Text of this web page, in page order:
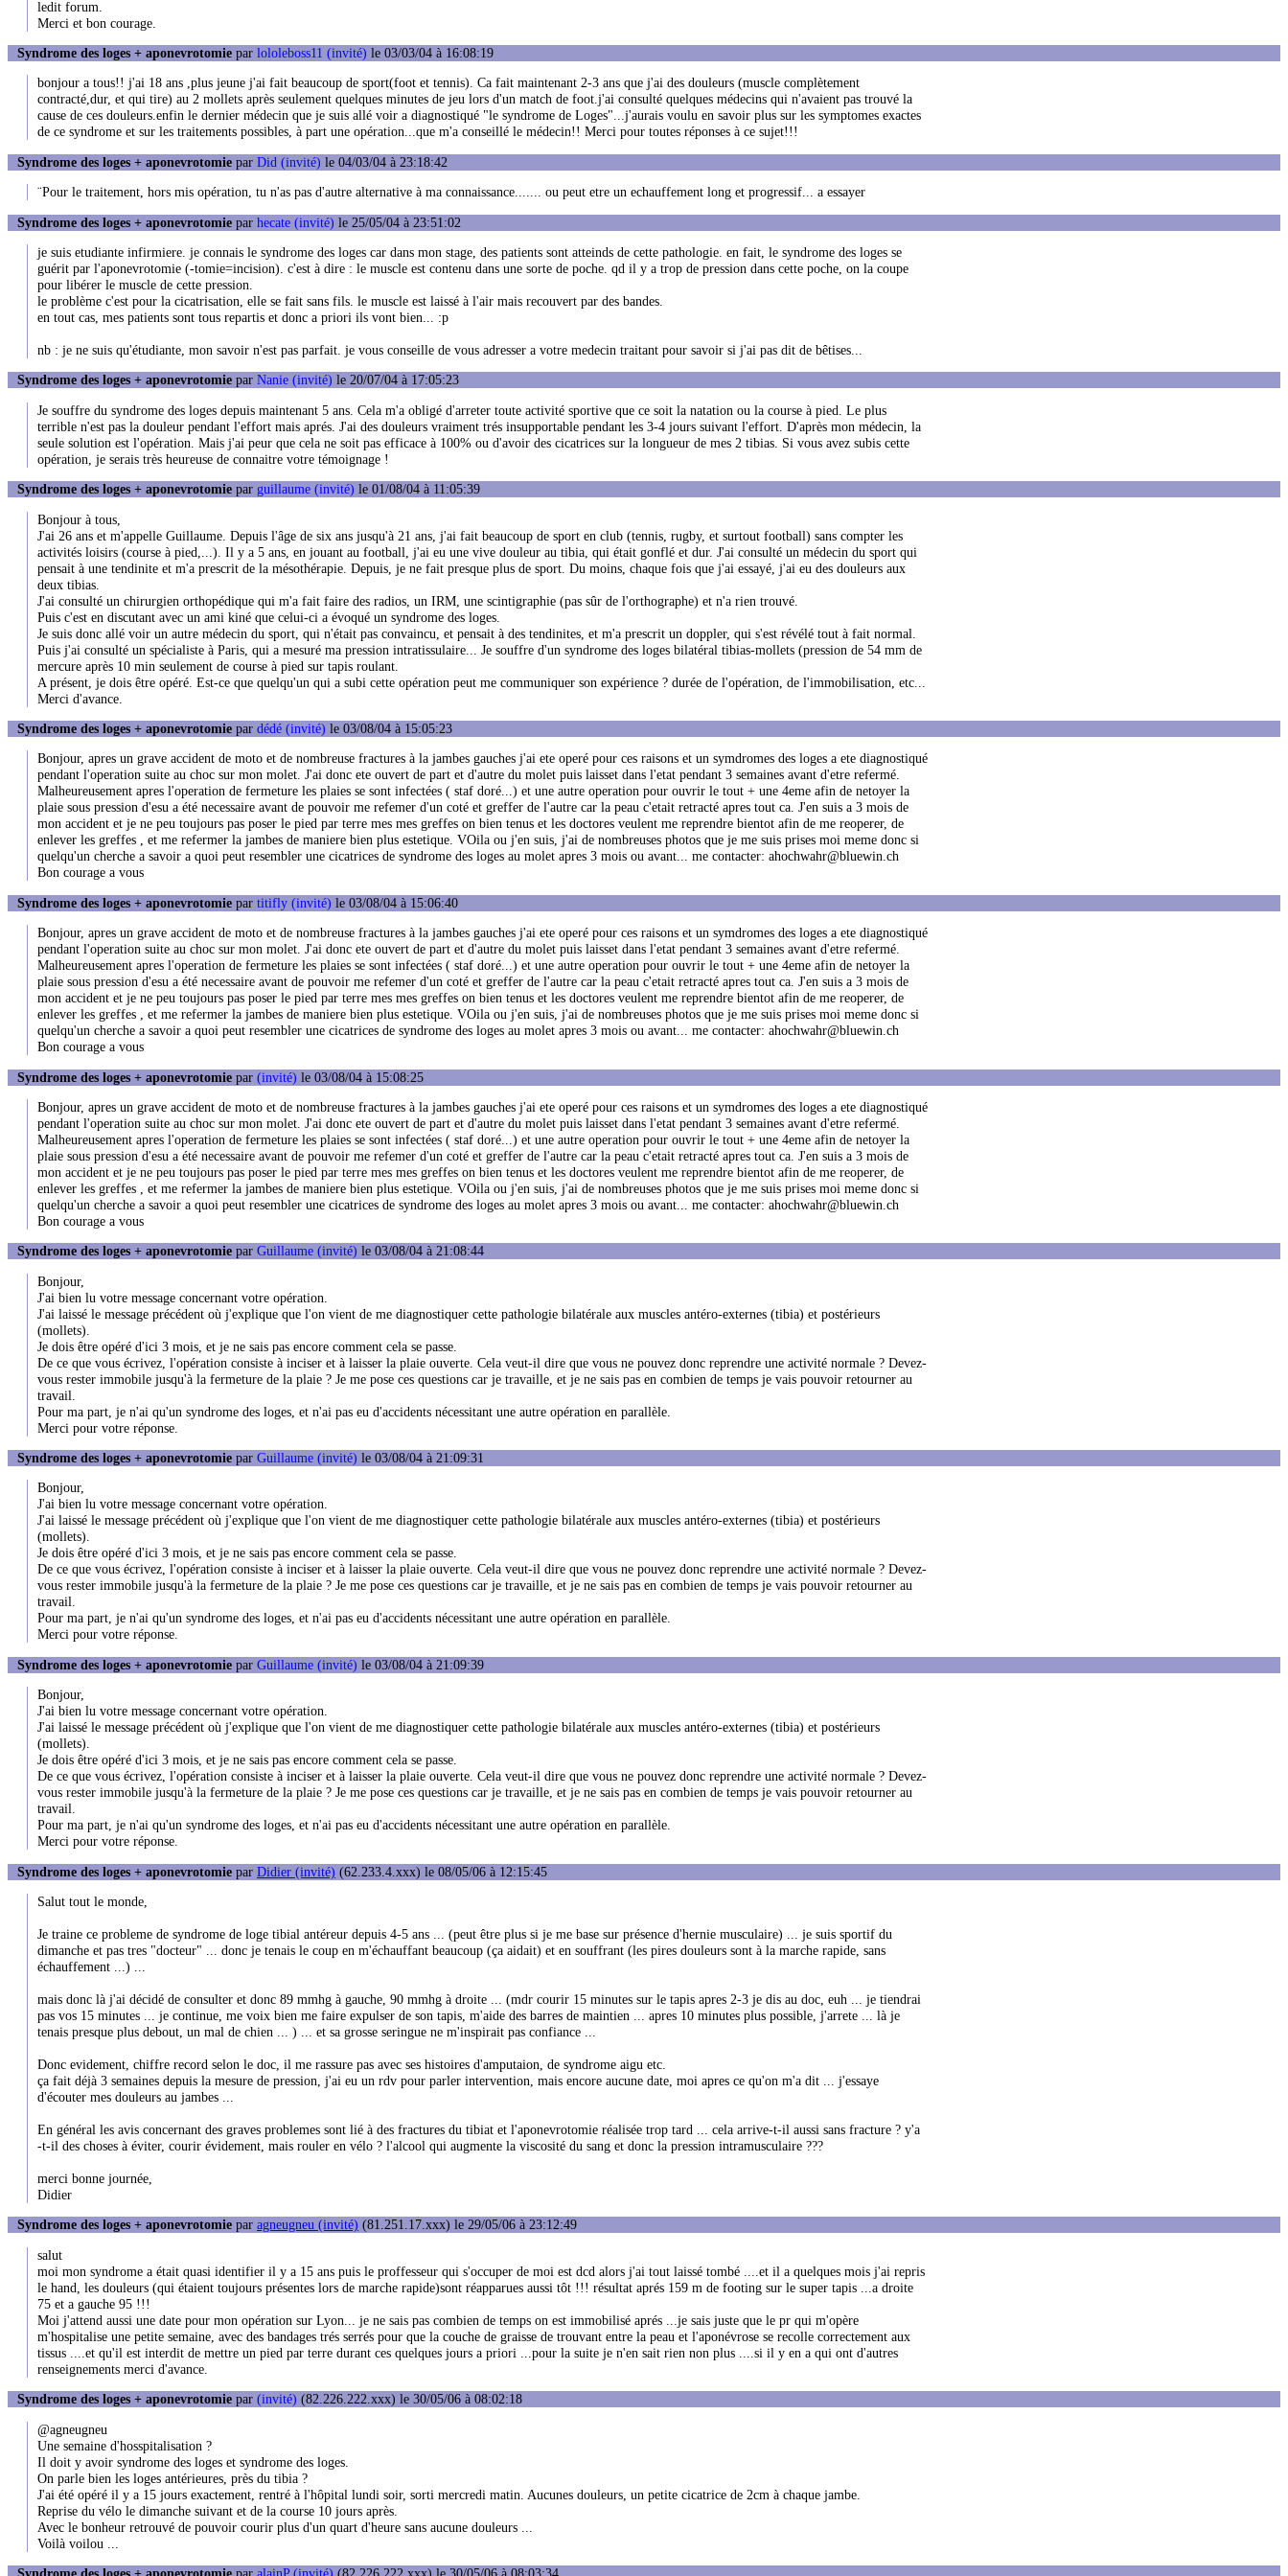
ledit forum.
Merci et bon courage.
Syndrome des loges + aponevrotomie par lololeboss11 (invité) le 03/03/04 à 16:08:19
bonjour a tous!! j'ai 18 ans ,plus jeune j'ai fait beaucoup de sport(foot et tennis). Ca fait maintenant 2-3 ans que j'ai des douleurs (muscle complètement
contracté,dur, et qui tire) au 2 mollets après seulement quelques minutes de jeu lors d'un match de foot.j'ai consulté quelques médecins qui n'avaient pas trouvé la
cause de ces douleurs.enfin le dernier médecin que je suis allé voir a diagnostiqué "le syndrome de Loges"...j'aurais voulu en savoir plus sur les symptomes exactes
de ce syndrome et sur les traitements possibles, à part une opération...que m'a conseillé le médecin!! Merci pour toutes réponses à ce sujet!!!
Syndrome des loges + aponevrotomie par Did (invité) le 04/03/04 à 23:18:42
¨Pour le traitement, hors mis opération, tu n'as pas d'autre alternative à ma connaissance....... ou peut etre un echauffement long et progressif... a essayer
Syndrome des loges + aponevrotomie par hecate (invité) le 25/05/04 à 23:51:02
je suis etudiante infirmiere. je connais le syndrome des loges car dans mon stage, des patients sont atteinds de cette pathologie. en fait, le syndrome des loges se
guérit par l'aponevrotomie (-tomie=incision). c'est à dire : le muscle est contenu dans une sorte de poche. qd il y a trop de pression dans cette poche, on la coupe
pour libérer le muscle de cette pression.
le problème c'est pour la cicatrisation, elle se fait sans fils. le muscle est laissé à l'air mais recouvert par des bandes.
en tout cas, mes patients sont tous repartis et donc a priori ils vont bien... :p
nb : je ne suis qu'étudiante, mon savoir n'est pas parfait. je vous conseille de vous adresser a votre medecin traitant pour savoir si j'ai pas dit de bêtises...
Syndrome des loges + aponevrotomie par Nanie (invité) le 20/07/04 à 17:05:23
Je souffre du syndrome des loges depuis maintenant 5 ans. Cela m'a obligé d'arreter toute activité sportive que ce soit la natation ou la course à pied. Le plus
terrible n'est pas la douleur pendant l'effort mais aprés. J'ai des douleurs vraiment trés insupportable pendant les 3-4 jours suivant l'effort. D'après mon médecin, la
seule solution est l'opération. Mais j'ai peur que cela ne soit pas efficace à 100% ou d'avoir des cicatrices sur la longueur de mes 2 tibias. Si vous avez subis cette
opération, je serais très heureuse de connaitre votre témoignage !
Syndrome des loges + aponevrotomie par guillaume (invité) le 01/08/04 à 11:05:39
Bonjour à tous,
J'ai 26 ans et m'appelle Guillaume. Depuis l'âge de six ans jusqu'à 21 ans, j'ai fait beaucoup de sport en club (tennis, rugby, et surtout football) sans compter les
activités loisirs (course à pied,...). Il y a 5 ans, en jouant au football, j'ai eu une vive douleur au tibia, qui était gonflé et dur. J'ai consulté un médecin du sport qui
pensait à une tendinite et m'a prescrit de la mésothérapie. Depuis, je ne fait presque plus de sport. Du moins, chaque fois que j'ai essayé, j'ai eu des douleurs aux
deux tibias.
J'ai consulté un chirurgien orthopédique qui m'a fait faire des radios, un IRM, une scintigraphie (pas sûr de l'orthographe) et n'a rien trouvé.
Puis c'est en discutant avec un ami kiné que celui-ci a évoqué un syndrome des loges.
Je suis donc allé voir un autre médecin du sport, qui n'était pas convaincu, et pensait à des tendinites, et m'a prescrit un doppler, qui s'est révélé tout à fait normal.
Puis j'ai consulté un spécialiste à Paris, qui a mesuré ma pression intratissulaire... Je souffre d'un syndrome des loges bilatéral tibias-mollets (pression de 54 mm de
mercure après 10 min seulement de course à pied sur tapis roulant.
A présent, je dois être opéré. Est-ce que quelqu'un qui a subi cette opération peut me communiquer son expérience ? durée de l'opération, de l'immobilisation, etc...
Merci d'avance.
Syndrome des loges + aponevrotomie par dédé (invité) le 03/08/04 à 15:05:23
Bonjour, apres un grave accident de moto et de nombreuse fractures à la jambes gauches j'ai ete operé pour ces raisons et un symdromes des loges a ete diagnostiqué
pendant l'operation suite au choc sur mon molet. J'ai donc ete ouvert de part et d'autre du molet puis laisset dans l'etat pendant 3 semaines avant d'etre refermé.
Malheureusement apres l'operation de fermeture les plaies se sont infectées ( staf doré...) et une autre operation pour ouvrir le tout + une 4eme afin de netoyer la
plaie sous pression d'esu a été necessaire avant de pouvoir me refemer d'un coté et greffer de l'autre car la peau c'etait retracté apres tout ca. J'en suis a 3 mois de
mon accident et je ne peu toujours pas poser le pied par terre mes mes greffes on bien tenus et les doctores veulent me reprendre bientot afin de me reoperer, de
enlever les greffes , et me refermer la jambes de maniere bien plus estetique. VOila ou j'en suis, j'ai de nombreuses photos que je me suis prises moi meme donc si
quelqu'un cherche a savoir a quoi peut resembler une cicatrices de syndrome des loges au molet apres 3 mois ou avant... me contacter: ahochwahr@bluewin.ch
Bon courage a vous
Syndrome des loges + aponevrotomie par titifly (invité) le 03/08/04 à 15:06:40
Bonjour, apres un grave accident de moto et de nombreuse fractures à la jambes gauches j'ai ete operé pour ces raisons et un symdromes des loges a ete diagnostiqué
pendant l'operation suite au choc sur mon molet. J'ai donc ete ouvert de part et d'autre du molet puis laisset dans l'etat pendant 3 semaines avant d'etre refermé.
Malheureusement apres l'operation de fermeture les plaies se sont infectées ( staf doré...) et une autre operation pour ouvrir le tout + une 4eme afin de netoyer la
plaie sous pression d'esu a été necessaire avant de pouvoir me refemer d'un coté et greffer de l'autre car la peau c'etait retracté apres tout ca. J'en suis a 3 mois de
mon accident et je ne peu toujours pas poser le pied par terre mes mes greffes on bien tenus et les doctores veulent me reprendre bientot afin de me reoperer, de
enlever les greffes , et me refermer la jambes de maniere bien plus estetique. VOila ou j'en suis, j'ai de nombreuses photos que je me suis prises moi meme donc si
quelqu'un cherche a savoir a quoi peut resembler une cicatrices de syndrome des loges au molet apres 3 mois ou avant... me contacter: ahochwahr@bluewin.ch
Bon courage a vous
Syndrome des loges + aponevrotomie par (invité) le 03/08/04 à 15:08:25
Bonjour, apres un grave accident de moto et de nombreuse fractures à la jambes gauches j'ai ete operé pour ces raisons et un symdromes des loges a ete diagnostiqué
pendant l'operation suite au choc sur mon molet. J'ai donc ete ouvert de part et d'autre du molet puis laisset dans l'etat pendant 3 semaines avant d'etre refermé.
Malheureusement apres l'operation de fermeture les plaies se sont infectées ( staf doré...) et une autre operation pour ouvrir le tout + une 4eme afin de netoyer la
plaie sous pression d'esu a été necessaire avant de pouvoir me refemer d'un coté et greffer de l'autre car la peau c'etait retracté apres tout ca. J'en suis a 3 mois de
mon accident et je ne peu toujours pas poser le pied par terre mes mes greffes on bien tenus et les doctores veulent me reprendre bientot afin de me reoperer, de
enlever les greffes , et me refermer la jambes de maniere bien plus estetique. VOila ou j'en suis, j'ai de nombreuses photos que je me suis prises moi meme donc si
quelqu'un cherche a savoir a quoi peut resembler une cicatrices de syndrome des loges au molet apres 3 mois ou avant... me contacter: ahochwahr@bluewin.ch
Bon courage a vous
Syndrome des loges + aponevrotomie par Guillaume (invité) le 03/08/04 à 21:08:44
Bonjour,
J'ai bien lu votre message concernant votre opération.
J'ai laissé le message précédent où j'explique que l'on vient de me diagnostiquer cette pathologie bilatérale aux muscles antéro-externes (tibia) et postérieurs
(mollets).
Je dois être opéré d'ici 3 mois, et je ne sais pas encore comment cela se passe.
De ce que vous écrivez, l'opération consiste à inciser et à laisser la plaie ouverte. Cela veut-il dire que vous ne pouvez donc reprendre une activité normale ? Devez-
vous rester immobile jusqu'à la fermeture de la plaie ? Je me pose ces questions car je travaille, et je ne sais pas en combien de temps je vais pouvoir retourner au
travail.
Pour ma part, je n'ai qu'un syndrome des loges, et n'ai pas eu d'accidents nécessitant une autre opération en parallèle.
Merci pour votre réponse.
Syndrome des loges + aponevrotomie par Guillaume (invité) le 03/08/04 à 21:09:31
Bonjour,
J'ai bien lu votre message concernant votre opération.
J'ai laissé le message précédent où j'explique que l'on vient de me diagnostiquer cette pathologie bilatérale aux muscles antéro-externes (tibia) et postérieurs
(mollets).
Je dois être opéré d'ici 3 mois, et je ne sais pas encore comment cela se passe.
De ce que vous écrivez, l'opération consiste à inciser et à laisser la plaie ouverte. Cela veut-il dire que vous ne pouvez donc reprendre une activité normale ? Devez-
vous rester immobile jusqu'à la fermeture de la plaie ? Je me pose ces questions car je travaille, et je ne sais pas en combien de temps je vais pouvoir retourner au
travail.
Pour ma part, je n'ai qu'un syndrome des loges, et n'ai pas eu d'accidents nécessitant une autre opération en parallèle.
Merci pour votre réponse.
Syndrome des loges + aponevrotomie par Guillaume (invité) le 03/08/04 à 21:09:39
Bonjour,
J'ai bien lu votre message concernant votre opération.
J'ai laissé le message précédent où j'explique que l'on vient de me diagnostiquer cette pathologie bilatérale aux muscles antéro-externes (tibia) et postérieurs
(mollets).
Je dois être opéré d'ici 3 mois, et je ne sais pas encore comment cela se passe.
De ce que vous écrivez, l'opération consiste à inciser et à laisser la plaie ouverte. Cela veut-il dire que vous ne pouvez donc reprendre une activité normale ? Devez-
vous rester immobile jusqu'à la fermeture de la plaie ? Je me pose ces questions car je travaille, et je ne sais pas en combien de temps je vais pouvoir retourner au
travail.
Pour ma part, je n'ai qu'un syndrome des loges, et n'ai pas eu d'accidents nécessitant une autre opération en parallèle.
Merci pour votre réponse.
Syndrome des loges + aponevrotomie par Didier (invité) (62.233.4.xxx) le 08/05/06 à 12:15:45
Salut tout le monde,
Je traine ce probleme de syndrome de loge tibial antéreur depuis 4-5 ans ... (peut être plus si je me base sur présence d'hernie musculaire) ... je suis sportif du
dimanche et pas tres "docteur" ... donc je tenais le coup en m'échauffant beaucoup (ça aidait) et en souffrant (les pires douleurs sont à la marche rapide, sans
échauffement ...) ...
mais donc là j'ai décidé de consulter et donc 89 mmhg à gauche, 90 mmhg à droite ... (mdr courir 15 minutes sur le tapis apres 2-3 je dis au doc, euh ... je tiendrai
pas vos 15 minutes ... je continue, me voix bien me faire expulser de son tapis, m'aide des barres de maintien ... apres 10 minutes plus possible, j'arrete ... là je
tenais presque plus debout, un mal de chien ... ) ... et sa grosse seringue ne m'inspirait pas confiance ...
Donc evidement, chiffre record selon le doc, il me rassure pas avec ses histoires d'amputaion, de syndrome aigu etc.
ça fait déjà 3 semaines depuis la mesure de pression, j'ai eu un rdv pour parler intervention, mais encore aucune date, moi apres ce qu'on m'a dit ... j'essaye
d'écouter mes douleurs au jambes ...
En général les avis concernant des graves problemes sont lié à des fractures du tibiat et l'aponevrotomie réalisée trop tard ... cela arrive-t-il aussi sans fracture ? y'a
-t-il des choses à éviter, courir évidement, mais rouler en vélo ? l'alcool qui augmente la viscosité du sang et donc la pression intramusculaire ???
merci bonne journée,
Didier
Syndrome des loges + aponevrotomie par agneugneu (invité) (81.251.17.xxx) le 29/05/06 à 23:12:49
salut
moi mon syndrome a était quasi identifier il y a 15 ans puis le proffesseur qui s'occuper de moi est dcd alors j'ai tout laissé tombé ....et il a quelques mois j'ai repris
le hand, les douleurs (qui étaient toujours présentes lors de marche rapide)sont réapparues aussi tôt !!! résultat aprés 159 m de footing sur le super tapis ...a droite
75 et a gauche 95 !!!
Moi j'attend aussi une date pour mon opération sur Lyon... je ne sais pas combien de temps on est immobilisé aprés ...je sais juste que le pr qui m'opère
m'hospitalise une petite semaine, avec des bandages trés serrés pour que la couche de graisse de trouvant entre la peau et l'aponévrose se recolle correctement aux
tissus ....et qu'il est interdit de mettre un pied par terre durant ces quelques jours a priori ...pour la suite je n'en sait rien non plus ....si il y en a qui ont d'autres
renseignements merci d'avance.
Syndrome des loges + aponevrotomie par (invité) (82.226.222.xxx) le 30/05/06 à 08:02:18
@agneugneu
Une semaine d'hosspitalisation ?
Il doit y avoir syndrome des loges et syndrome des loges.
On parle bien les loges antérieures, près du tibia ?
J'ai été opéré il y a 15 jours exactement, rentré à l'hôpital lundi soir, sorti mercredi matin. Aucunes douleurs, un petite cicatrice de 2cm à chaque jambe.
Reprise du vélo le dimanche suivant et de la course 10 jours après.
Avec le bonheur retrouvé de pouvoir courir plus d'un quart d'heure sans aucune douleurs ...
Voilà voilou ...